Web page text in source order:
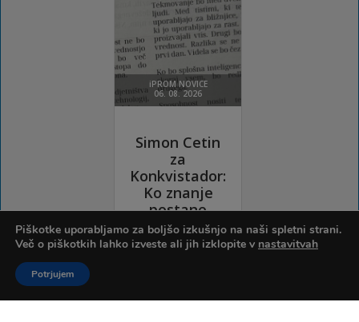
Piškotke uporabljamo za boljšo izkušnjo na naši spletni strani.
Več o piškotkih lahko izveste ali jih izklopite v nastavitvah
Potrjujem